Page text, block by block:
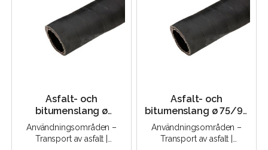
Asfalt- och
bitumenslang ø
100/118 mm (4,5 m)
Användningsområden –
Transport av asfalt |
Asfalt- och
bitumenslang ø 75/93
mm (4,5 m)
Användningsområden –
Transport av asfalt |